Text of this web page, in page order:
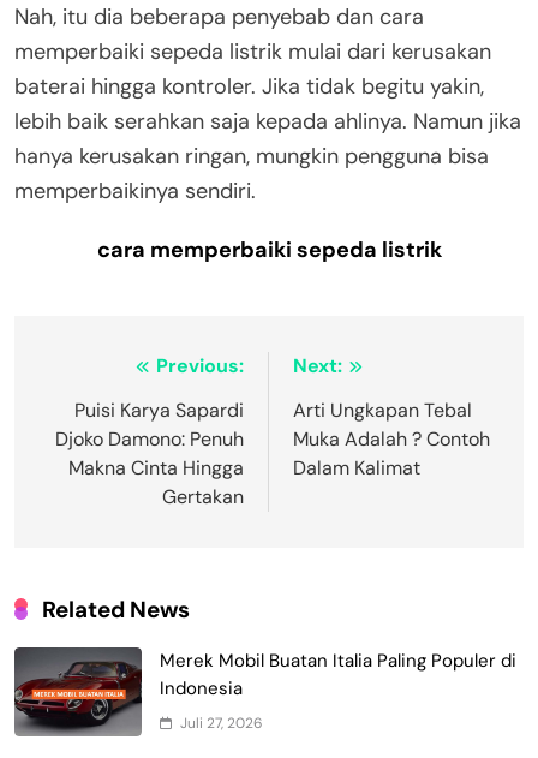
Nah, itu dia beberapa penyebab dan cara
memperbaiki sepeda listrik mulai dari kerusakan
baterai hingga kontroler. Jika tidak begitu yakin,
lebih baik serahkan saja kepada ahlinya. Namun jika
hanya kerusakan ringan, mungkin pengguna bisa
memperbaikinya sendiri.
cara memperbaiki sepeda listrik
Navigasi
pos
Previous:
Puisi Karya Sapardi
Djoko Damono: Penuh
Makna Cinta Hingga
Gertakan
Next:
Arti Ungkapan Tebal
Muka Adalah ? Contoh
Dalam Kalimat
Related News
Merek Mobil Buatan Italia Paling Populer di
Indonesia
Juli 27, 2026